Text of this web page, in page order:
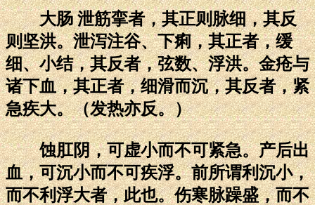
大肠 泄筋挛者，其正则脉细，其反
则坚洪。泄泻注谷、下痢，其正者，缓
细、小结，其反者，弦数、浮洪。金疮与
诸下血，其正者，细滑而沉，其反者，紧
急疾大。（发热亦反。）
蚀肛阴，可虚小而不可紧急。产后出
血，可沉小而不可疾浮。前所谓利沉小，
而不利浮大者，此也。伤寒脉躁盛，而不